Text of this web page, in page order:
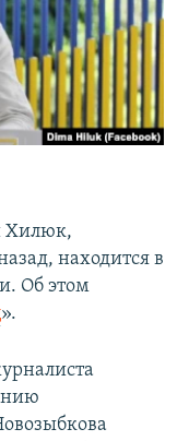
Хилюк,
находится в
Об этом
».